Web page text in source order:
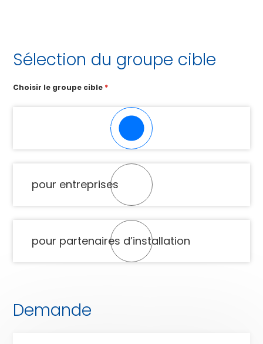
Sélection du groupe cible
Choisir le groupe cible *
pour particuliers
pour entreprises
pour partenaires d’installation
Demande